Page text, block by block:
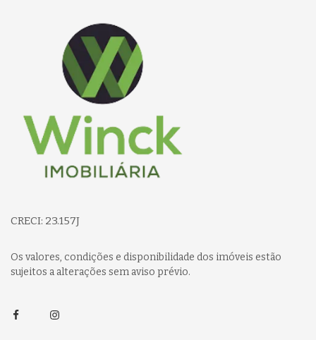
Página inicial
CRECI: 23.157J
Os valores, condições e disponibilidade dos imóveis estão
sujeitos a alterações sem aviso prévio.
FacebookInstagram